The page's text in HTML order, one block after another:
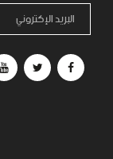
البريد الإكتروني